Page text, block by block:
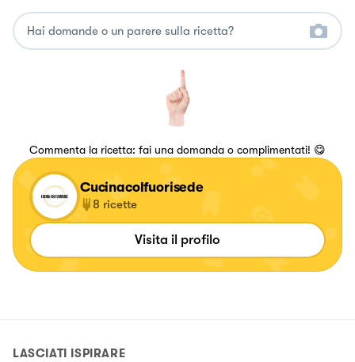
Commenta la ricetta: fai una domanda o complimentati! 😋
Cucinacolfuorisede
8 ricette
Visita il profilo
LASCIATI ISPIRARE